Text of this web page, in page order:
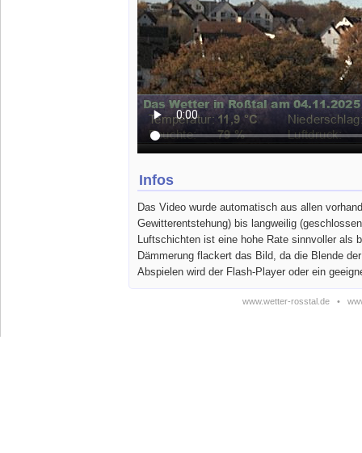
Infos
Das Video wurde automatisch aus allen
Gewitterentstehung) bis langweilig
Luftschichten ist eine hohe Rate sinnvoller als
Dämmerung flackert das Bild, da die Blende
Abspielen wird der Flash-Player oder ein
www.wetter-rosstal.de •